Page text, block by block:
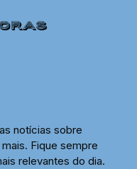
notícias sobre
Fique sempre
relevantes do dia.